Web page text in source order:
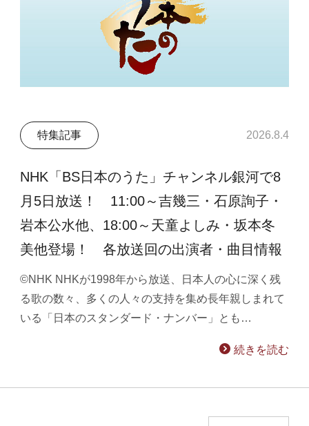
特集記事 2026.8.4
NHK「BS日本のうた」チャンネル銀河で8
月5日放送！ 11:00～吉幾三・石原詢子・
岩本公水他、18:00～天童よしみ・坂本冬
美他登場！ 各放送回の出演者・曲目情報
©NHK NHKが1998年から放送、日本人の心に深く残
る歌の数々、多くの人々の支持を集め長年親しまれて
いる「日本のスタンダード・ナンバー」とも…
続きを読む